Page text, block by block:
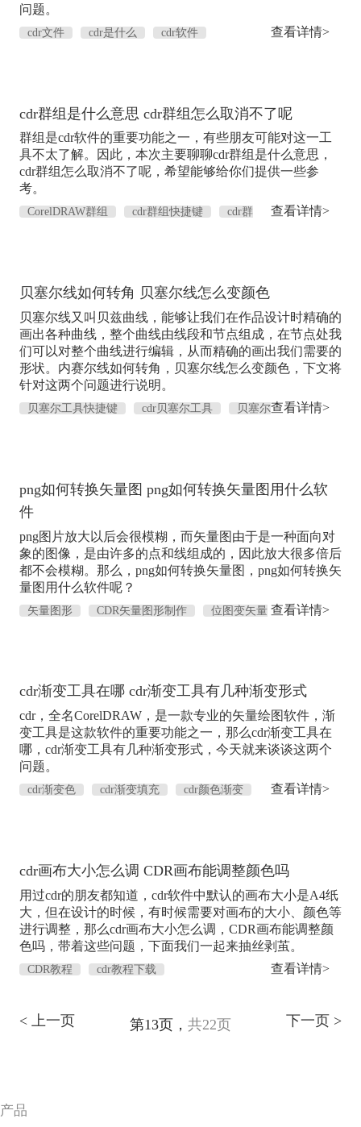
问题。
cdr文件 cdr是什么 cdr软件 查看详情>
cdr群组是什么意思 cdr群组怎么取消不了呢
群组是cdr软件的重要功能之一，有些朋友可能对这一工
具不太了解。因此，本次主要聊聊cdr群组是什么意思，
cdr群组怎么取消不了呢，希望能够给你们提供一些参
考。
CorelDRAW群组 cdr群组快捷键
cdr群
查看详情>
贝塞尔线如何转角 贝塞尔线怎么变颜色
贝塞尔线又叫贝兹曲线，能够让我们在作品设计时精确的
画出各种曲线，整个曲线由线段和节点组成，在节点处我
们可以对整个曲线进行编辑，从而精确的画出我们需要的
形状。内赛尔线如何转角，贝塞尔线怎么变颜色，下文将
针对这两个问题进行说明。
贝塞尔工具快捷键 cdr贝塞尔工具
贝塞尔查看详情>
png如何转换矢量图 png如何转换矢量图用什么软
件
png图片放大以后会很模糊，而矢量图由于是一种面向对
象的图像，是由许多的点和线组成的，因此放大很多倍后
都不会模糊。那么，png如何转换矢量图，png如何转换矢
量图用什么软件呢？
矢量图形 CDR矢量图形制作
位图变矢量 查看详情>
cdr渐变工具在哪 cdr渐变工具有几种渐变形式
cdr，全名CorelDRAW，是一款专业的矢量绘图软件，渐
变工具是这款软件的重要功能之一，那么cdr渐变工具在
哪，cdr渐变工具有几种渐变形式，今天就来谈谈这两个
问题。
cdr渐变色 cdr渐变填充
cdr颜色渐变
查看详情>
cdr画布大小怎么调 CDR画布能调整颜色吗
用过cdr的朋友都知道，cdr软件中默认的画布大小是A4纸
大，但在设计的时候，有时候需要对画布的大小、颜色等
进行调整，那么cdr画布大小怎么调，CDR画布能调整颜
色吗，带着这些问题，下面我们一起来抽丝剥茧。
CDR教程 cdr教程下载 查看详情>
< 上一页 第13页， 共22页 下一页 >
产品